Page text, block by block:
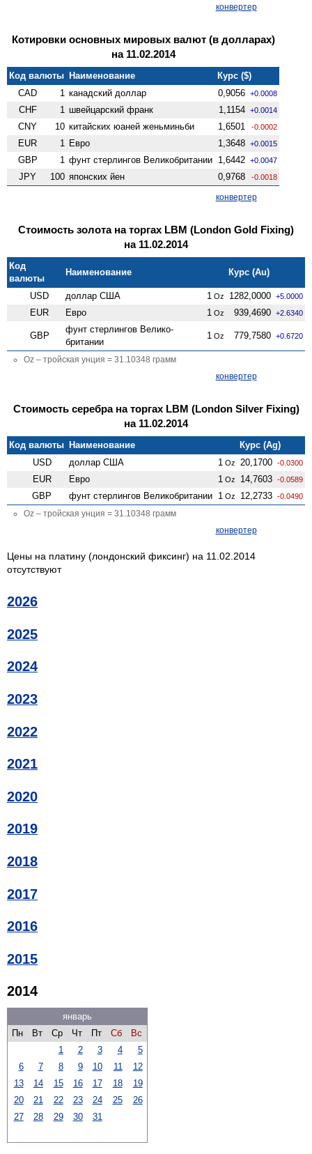
конвертер
Котировки основных мировых валют (в долларах)
на 11.02.2014
Код валюты Наименование
Курс ($)
CAD
1 канадский доллар 0,9056 +0.0008
CHF 1 швейцарский франк 1,1154 +0.0014
CNY 10 китайских юаней женьминьби 1,6501 -0.0002
EUR 1 Евро 1,3648 +0.0015
GBP 1 фунт стерлингов Велико­британии 1,6442 +0.0047
JPY 100 японских йен 0,9768 -0.0018
конвертер
Стоимость золота на торгах LBM (London Gold Fixing)
на 11.02.2014
Код
валюты
Наименование Курс (Au)
USD доллар США 1 Oz 1282,0000 +5.0000
EUR Евро 1 Oz 939,4690 +2.6340
GBP
фунт стерлингов Велико­
британии
1 Oz 779,7580 +0.6720
Oz – тройская унция = 31.10348 грамм
конвертер
Стоимость серебра на торгах LBM (London Silver Fixing)
на 11.02.2014
Код валюты Наименование
Курс (Ag)
USD
доллар США 1 Oz 20,1700 -0.0300
EUR Евро 1 Oz 14,7603 -0.0589
GBP фунт стерлингов Велико­британии 1 Oz 12,2733 -0.0490
Oz – тройская унция = 31.10348 грамм
конвертер
Цены на платину (лондонский фиксинг) на 11.02.2014
отсутствуют
2026
2025
2024
2023
2022
2021
2020
2019
2018
2017
2016
2015
2014
январь
Пн
Вт Ср Чт Пт Сб
Вс
1
2 3 4
5
6
7 8 9 10 11
12
13
14 15 16 17 18
19
20
21 22 23 24 25
26
27
28 29 30 31